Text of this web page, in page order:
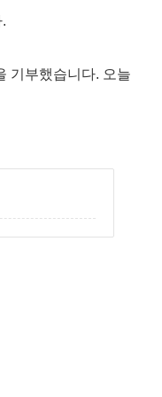
기부했습니다. 오늘